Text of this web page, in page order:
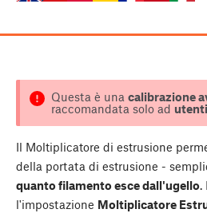
Questa è una calibrazione
raccomandata solo ad
Il Moltiplicatore di estrusione
della portata di estrusione -
quanto filamento esce dall'ugello.
l'impostazione Moltiplicatore